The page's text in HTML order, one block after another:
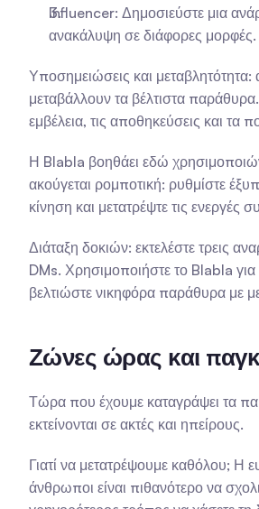
Influencer: Δημοσιεύστε μια
ανακάλυψη σε διάφορες μορφές.
Υποσημειώσεις και
μεταβάλλουν τα βέλτιστα
εμβέλεια, τις αποθηκεύσεις και
Η Blabla βοηθάει εδώ
ακούγεται ρομποτική: ρυθμίστε
κίνηση και μετατρέψτε τις
Διάταξη δοκιών: εκτελέστε τρεις
DMs. Χρησιμοποιήστε το Blabla
βελτιώστε νικηφόρα παράθυρα με
Ζώνες ώρας και
Τώρα που έχουμε καταγράψει τα
εκτείνονται σε ακτές και ηπείρους.
Γιατί να μετατρέψουμε καθόλου; Η
άνθρωποι είναι πιθανότερο να